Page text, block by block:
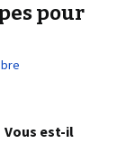
pour
Vous est-il